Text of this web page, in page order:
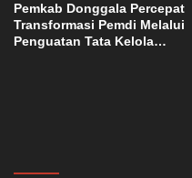
Pemkab Donggala Percepat
Transformasi Pemdi Melalui
Penguatan Tata Kelola